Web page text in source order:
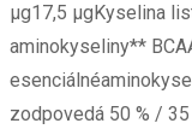
μg17,5 μgKyselina
aminokyseliny**
zodpovedá 50 % /